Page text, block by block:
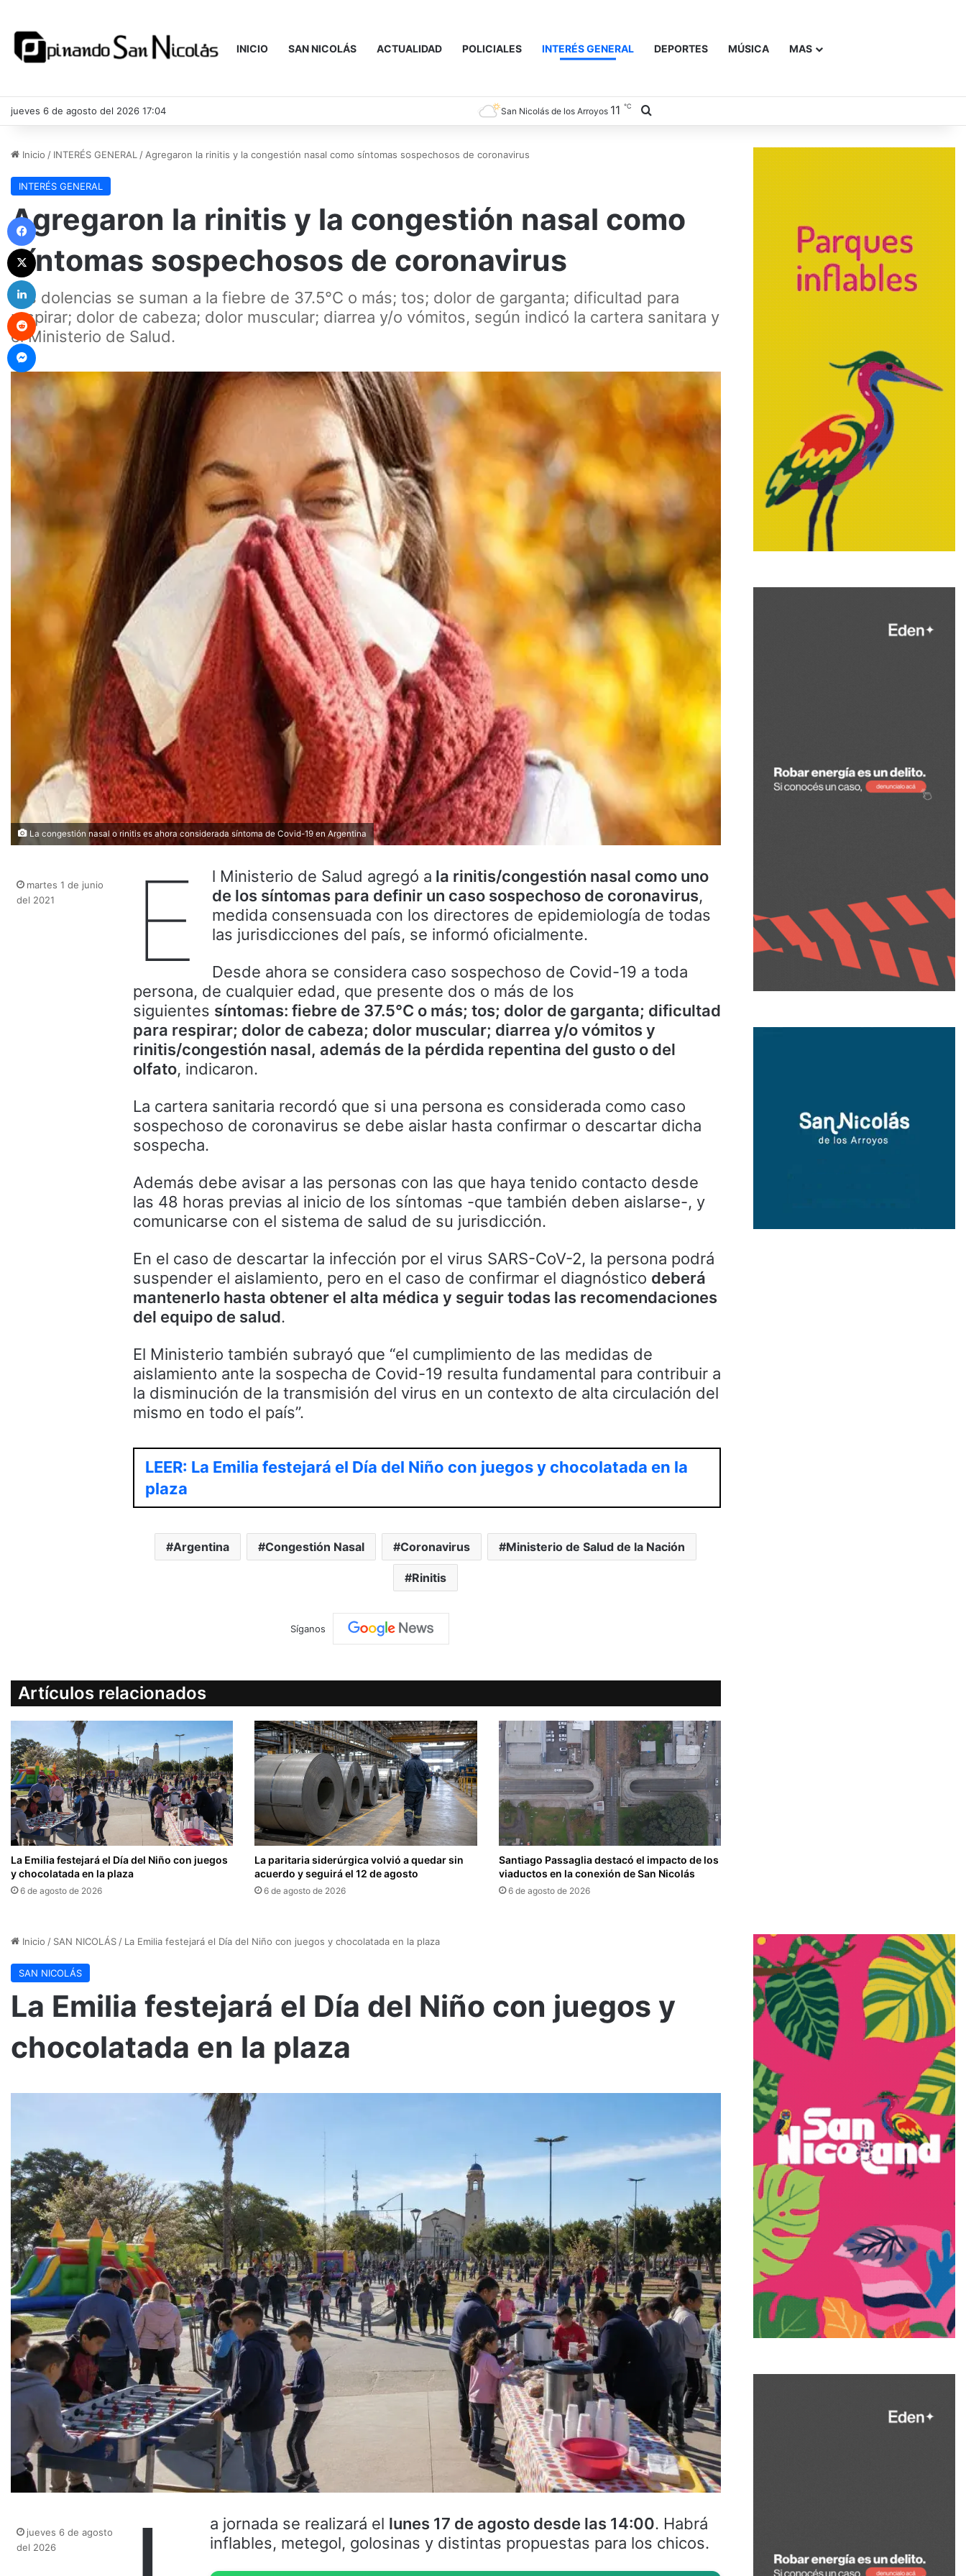
INICIO SAN NICOLÁS ACTUALIDAD POLICIALES INTERÉS GENERAL DEPORTES MÚSICA MAS
jueves 6 de agosto del 2026 17:04 San Nicolás de los Arroyos 11 ℃ Buscar
Inicio / INTERÉS GENERAL / Agregaron la rinitis y la congestión nasal como síntomas sospechosos de coronavirus
INTERÉS GENERAL
Agregaron la rinitis y la congestión nasal como
síntomas sospechosos de coronavirus
Las dolencias se suman a la fiebre de 37.5°C o más; tos; dolor de garganta; dificultad para
respirar; dolor de cabeza; dolor muscular; diarrea y/o vómitos, según indicó la cartera sanitara y
el Ministerio de Salud.
La congestión nasal o rinitis es ahora considerada síntoma de Covid-19 en Argentina
E l Ministerio de Salud agregó a la rinitis/congestión nasal como uno
de los síntomas para definir un caso sospechoso de coronavirus,
medida consensuada con los directores de epidemiología de todas
las jurisdicciones del país, se informó oficialmente.
Desde ahora se considera caso sospechoso de Covid-19 a toda
persona, de cualquier edad, que presente dos o más de los
siguientes síntomas: fiebre de 37.5°C o más; tos; dolor de garganta; dificultad
para respirar; dolor de cabeza; dolor muscular; diarrea y/o vómitos y
rinitis/congestión nasal, además de la pérdida repentina del gusto o del
olfato, indicaron.
La cartera sanitaria recordó que si una persona es considerada como caso
sospechoso de coronavirus se debe aislar hasta confirmar o descartar dicha
sospecha.
Además debe avisar a las personas con las que haya tenido contacto desde
las 48 horas previas al inicio de los síntomas -que también deben aislarse-, y
comunicarse con el sistema de salud de su jurisdicción.
En el caso de descartar la infección por el virus SARS-CoV-2, la persona podrá
suspender el aislamiento, pero en el caso de confirmar el diagnóstico deberá
mantenerlo hasta obtener el alta médica y seguir todas las recomendaciones
del equipo de salud.
El Ministerio también subrayó que “el cumplimiento de las medidas de
aislamiento ante la sospecha de Covid-19 resulta fundamental para contribuir a
la disminución de la transmisión del virus en un contexto de alta circulación del
mismo en todo el país”.
LEER: La Emilia festejará el Día del Niño con juegos y chocolatada en la
plaza
Argentina Congestión Nasal Coronavirus Ministerio de Salud de la Nación
Rinitis
martes 1 de junio
del 2021
Síganos
Artículos relacionados
La Emilia festejará el Día del Niño con juegos
y chocolatada en la plaza
6 de agosto de 2026
La paritaria siderúrgica volvió a quedar sin
acuerdo y seguirá el 12 de agosto
6 de agosto de 2026
Santiago Passaglia destacó el impacto de los
viaductos en la conexión de San Nicolás
6 de agosto de 2026
Facebook
X
Reddit
Messenger